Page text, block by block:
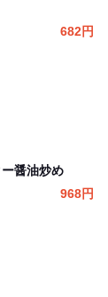
682円
醤油炒め
968円